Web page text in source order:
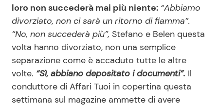
Redazione
Contattaci
Pubblicità
Privacy Policy
loro non succederà mai più niente: “Abbiamo
divorziato, non ci sarà un ritorno di fiamma”.
“No, non succederà più”, Stefano e Belen questa
volta hanno divorziato, non una semplice
separazione come è accaduto tutte le altre
volte. “Sì, abbiano depositato i documenti”. Il
conduttore di Affari Tuoi in copertina questa
settimana sul magazine ammette di avere